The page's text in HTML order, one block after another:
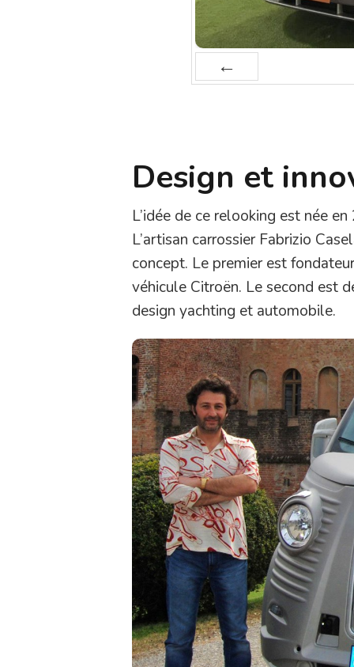
Design et
L’idée de ce relooking est née
L’artisan carrossier Fabrizio
concept. Le premier est
véhicule Citroën. Le second est
design yachting et automobile.